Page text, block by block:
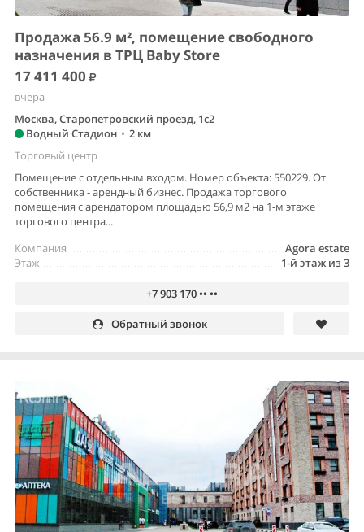
Продажа 56.9 м², помещение свободного
назначения в ТРЦ Baby Store
17 411 400
вчера
Москва, Старопетровский проезд, 1с2
Водный Стадион • 2 км
Торговый центр
Помещение с отдельным входом. Номер объекта: 550229. От
собственника - арендный бизнес. Продажа торгового
помещения с арендатором площадью 56,9 м2 на 1-м этаже
торгового центра...
Agora estate
Компания
1-й этаж из 3
Этаж
+7 903 170 •• ••
Обратный звонок